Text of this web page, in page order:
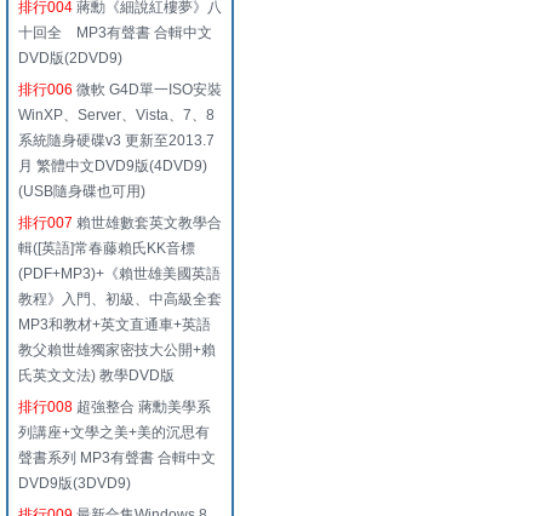
排行004 蔣勳《細說紅樓夢》八
十回全 MP3有聲書 合輯中文
DVD版(2DVD9)
排行006 微軟 G4D單一ISO安裝
WinXP、Server、Vista、7、8
系統隨身硬碟v3 更新至2013.7
月 繁體中文DVD9版(4DVD9)
(USB隨身碟也可用)
排行007 賴世雄數套英文教學合
輯([英語]常春藤賴氏KK音標
(PDF+MP3)+《賴世雄美國英語
教程》入門、初級、中高級全套
MP3和教材+英文直通車+英語
教父賴世雄獨家密技大公開+賴
氏英文文法) 教學DVD版
排行008 超強整合 蔣勳美學系
列講座+文學之美+美的沉思有
聲書系列 MP3有聲書 合輯中文
DVD9版(3DVD9)